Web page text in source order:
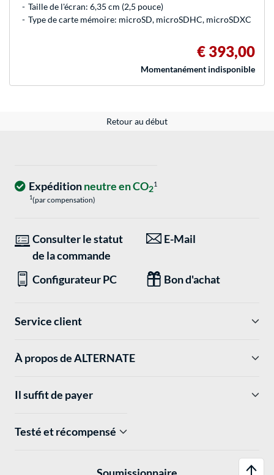
Taille de l'écran: 6,35 cm (2,5 pouce)
Type de carte mémoire: microSD, microSDHC, microSDXC
€ 393,00
Momentanément indisponible
Retour au début
Expéditionneutre en CO21
1(par compensation)
Consulter le statut
de la commande
E-Mail
Configurateur PC Bon d'achat
Service client
À propos de ALTERNATE
Il suffit de payer
Testé et récompensé